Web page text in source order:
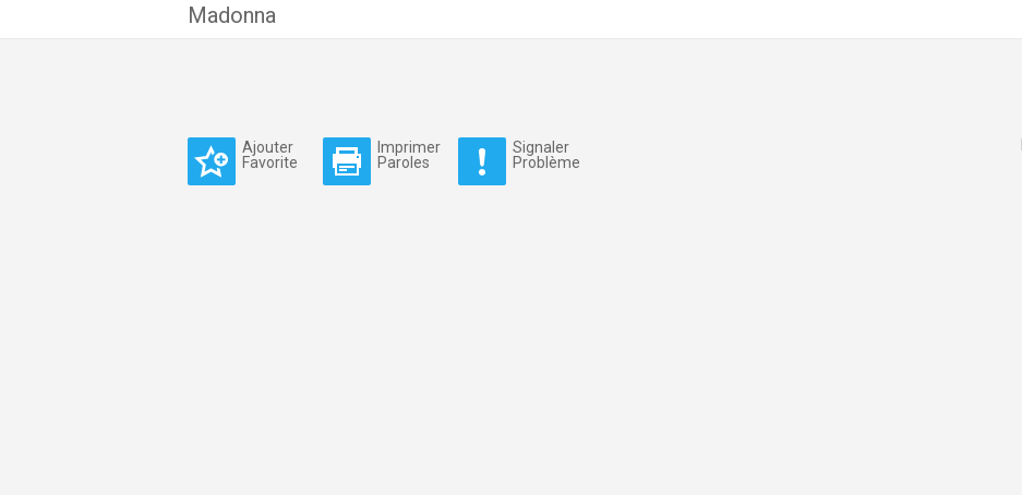
Madonna
Ajouter
Favorite
Imprimer
Paroles
Signaler
Problème